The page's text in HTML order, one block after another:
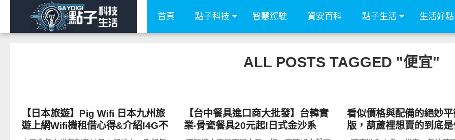
首頁 點子科技 智慧駕駛 資安百科 點子生活 生活好
ALL POSTS TAGGED "便宜"
【日本旅遊】Pig Wifi 日本九州旅
遊上網Wifi機租借心得&介紹!4G不
限流量、不限速的出遊好幫手!
【台中餐具進口商大批發】台韓實
業‧骨瓷餐具20元起!日式金沙系
列、陶瓷、馬克杯、鍋碗瓢盤等應
看似價格與配備的絕妙
版，葫蘆裡想賣的到底是